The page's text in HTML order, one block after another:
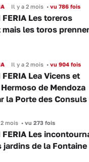
Il y a 2 mois •vu 786 fois
FERIA Les toreros
mais les toros
Il y a 2 mois •vu 904 fois
FERIA Lea Vicens et
de Mendoza
la Porte des Consuls
mois •vu 273 fois
FERIA Les
jardins de la Fontaine